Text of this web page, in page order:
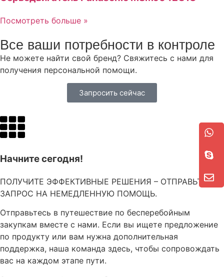
Посмотреть больше »
Все ваши потребности в контроле
Не можете найти свой бренд? Свяжитесь с нами для
получения персональной помощи.
Запросить сейчас
Начните сегодня!
ПОЛУЧИТЕ ЭФФЕКТИВНЫЕ РЕШЕНИЯ – ОТПРАВЬТЕ
ЗАПРОС НА НЕМЕДЛЕННУЮ ПОМОЩЬ.
Отправьтесь в путешествие по бесперебойным
закупкам вместе с нами. Если вы ищете предложение
по продукту или вам нужна дополнительная
поддержка, наша команда здесь, чтобы сопровождать
вас на каждом этапе пути.